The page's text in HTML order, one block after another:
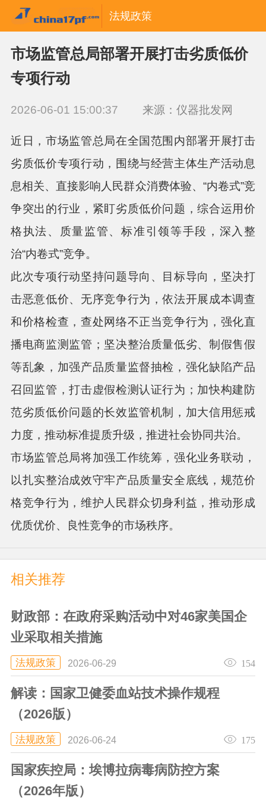
法规政策
市场监管总局部署开展打击劣质低价
专项行动
2026-06-01 15:00:37 来源：仪器批发网
近日，市场监管总局在全国范围内部署开展打击
劣质低价专项行动，围绕与经营主体生产活动息
息相关、直接影响人民群众消费体验、“内卷式”竞
争突出的行业，紧盯劣质低价问题，综合运用价
格执法、质量监管、标准引领等手段，深入整
治“内卷式”竞争。
此次专项行动坚持问题导向、目标导向，坚决打
击恶意低价、无序竞争行为，依法开展成本调查
和价格检查，查处网络不正当竞争行为，强化直
播电商监测监管；坚决整治质量低劣、制假售假
等乱象，加强产品质量监督抽检，强化缺陷产品
召回监管，打击虚假检测认证行为；加快构建防
范劣质低价问题的长效监管机制，加大信用惩戒
力度，推动标准提质升级，推进社会协同共治。
市场监管总局将加强工作统筹，强化业务联动，
以扎实整治成效守牢产品质量安全底线，规范价
格竞争行为，维护人民群众切身利益，推动形成
优质优价、良性竞争的市场秩序。
相关推荐
财政部：在政府采购活动中对46家美国企
业采取相关措施
法规政策 2026-06-29 154
解读：国家卫健委血站技术操作规程
（2026版）
法规政策 2026-06-24 175
国家疾控局：埃博拉病毒病防控方案
（2026年版）